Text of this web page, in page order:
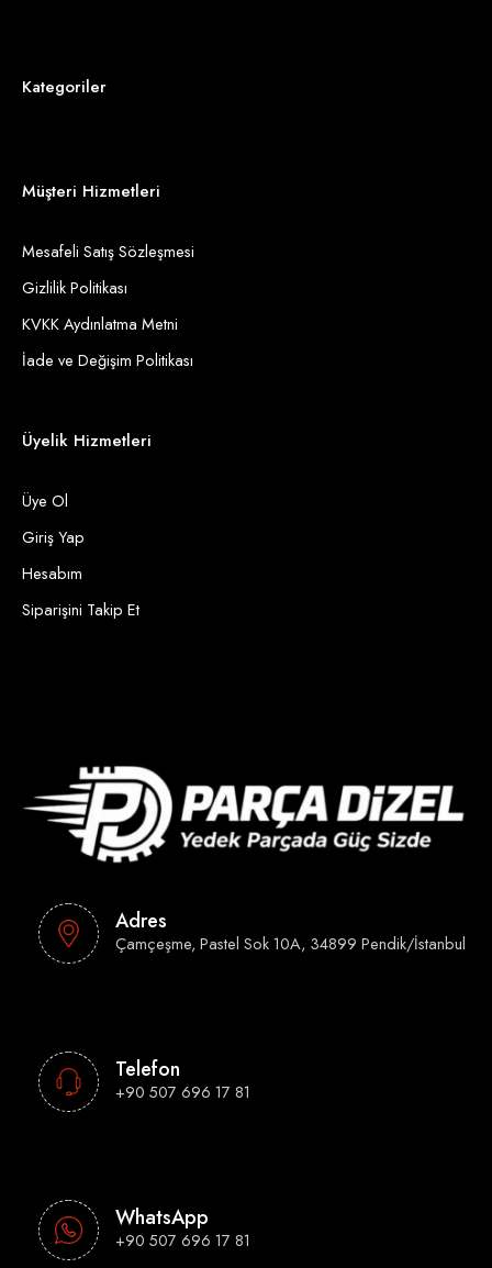
Kategoriler
Müşteri Hizmetleri
Mesafeli Satış Sözleşmesi
Gizlilik Politikası
KVKK Aydınlatma Metni
İade ve Değişim Politikası
Üyelik Hizmetleri
Üye Ol
Giriş Yap
Hesabım
Siparişini Takip Et
Adres
Çamçeşme, Pastel Sok 10A, 34899 Pendik/İstanbul
Telefon
+90 507 696 17 81
WhatsApp
+90 507 696 17 81